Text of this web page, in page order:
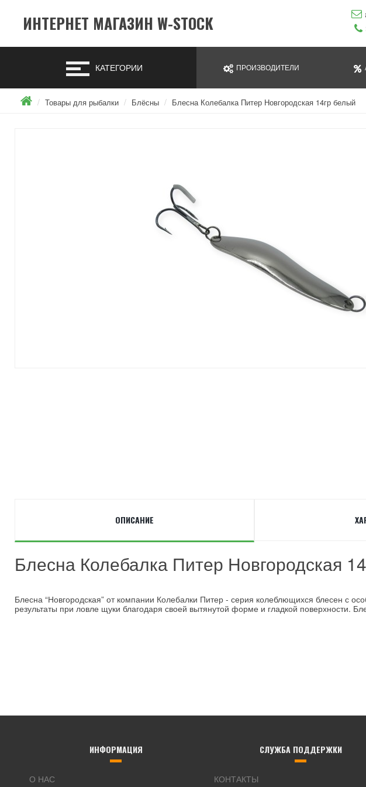
ИНТЕРНЕТ МАГАЗИН W-STOCK
КАТЕГОРИИ ПРОИЗВОДИТЕЛИ
Товары для рыбалки Блёсны Блесна Колебалка Питер Новгородская 14гр белый
ОПИСАНИЕ
Блесна Колебалка Питер Новгородская
Блесна “Новгородская” от компании Колебалки Питер - серия колеблющихся блесен с
результаты при ловле щуки благодаря своей вытянутой форме и гладкой поверхности.
ИНФОРМАЦИЯ
О НАС
СЛУЖБА ПОДДЕРЖКИ
КОНТАКТЫ